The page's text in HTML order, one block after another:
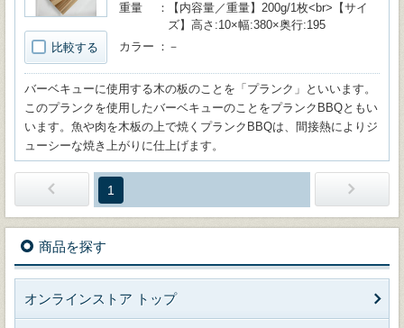
比較する
重量
【内容量／重量】200g/1枚<br>【サイ
ズ】高さ:10×幅:380×奥行:195
カラー
－
バーベキューに使用する木の板のことを「プランク」といいます。
このプランクを使用したバーベキューのことをプランクBBQともい
います。魚や肉を木板の上で焼くプランクBBQは、間接熱によりジ
ューシーな焼き上がりに仕上げます。
1
商品を探す
オンラインストア トップ